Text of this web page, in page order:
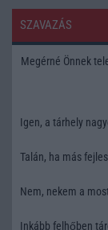
SZAVAZÁS
Megérné Önnek
Igen, a tárhely
Talán, ha más
Nem, nekem a
Inkább felhőben